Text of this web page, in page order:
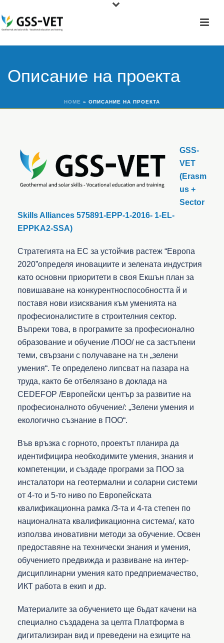
Описание на проекта
HOME » ОПИСАНИЕ НА ПРОЕКТА
GSS-
VET
(Erasm
us +
Sector
Skills Alliances 575891-EPP-1-2016- 1-EL-
EPPKA2-SSA)
Стратегията на ЕС за устойчив растеж “Европа
2020”определя иновациите и зелената индустрия
като основни приоритети в своя Екшън план за
повишаване на конкурентноспособността й и
поставя нови изисквания към уменията на
професионалистите в строителния сектор.
Въпреки това, в програмите за професионално
образование и обучение /ПОО/ не са застъпени
теми, свързани с получаване на т.н „зелени
умения“. Те определено липсват на пазара на
труда, както бе отбелязано в доклада на
CEDEFOP /Европейски център за развитие на
професионалното обучение/: „Зелени умения и
екологично съзнание в ПОО“.
Във връзка с горното, проектът планира да
идентифицира необходимите умения, знания и
компетенции, и създаде програми за ПОО за
инсталатори на геотермални и соларни системи
от 4-то и 5-то ниво по Европейската
квалификационна рамка /3-та и 4-та степен по
националната квалификационна система/, като
използва иновативни методи за обучение. Освен
предоставяне на технически знания и умения,
обучението предвижда и развиване на интер-
дисциплинарни умения като предприемачество,
ИКТ работа в екип и др.
Материалите за обучението ще бъдат качени на
специално създадена за целта Платформа в
дигитализиран вид и преведени на езиците на